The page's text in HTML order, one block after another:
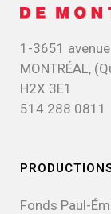
1-3651
MONTRÉAL,
H2X 3E1
514 288 0811
Fonds Paul-